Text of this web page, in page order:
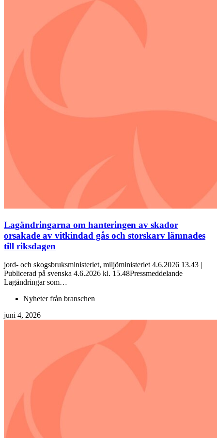
Lagändringarna om hanteringen av skador
orsakade av vitkindad gås och storskarv lämnades
till riksdagen
jord- och skogsbruksministeriet, miljöministeriet 4.6.2026 13.43 |
Publicerad på svenska 4.6.2026 kl. 15.48Pressmeddelande
Lagändringar som…
Nyheter från branschen
juni 4, 2026